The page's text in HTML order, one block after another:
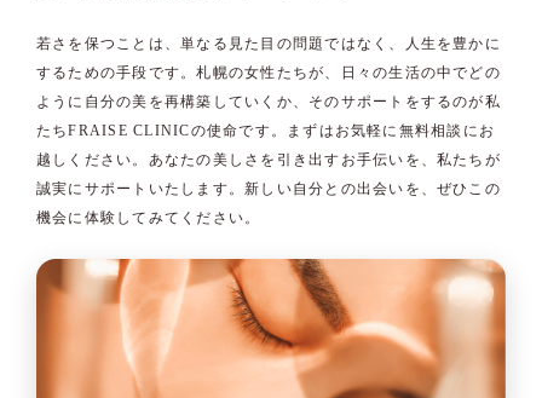
若さを保つことは、単なる見た目の問題ではなく、人生を豊かに
するための手段です。札幌の女性たちが、日々の生活の中でどの
ように自分の美を再構築していくか、そのサポートをするのが私
たちFRAISE CLINICの使命です。まずはお気軽に無料相談にお
越しください。あなたの美しさを引き出すお手伝いを、私たちが
誠実にサポートいたします。新しい自分との出会いを、ぜひこの
機会に体験してみてください。